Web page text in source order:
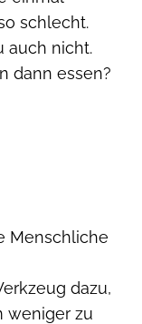
schlecht.
auch nicht.
dann essen?
Menschliche
dazu,
weniger zu